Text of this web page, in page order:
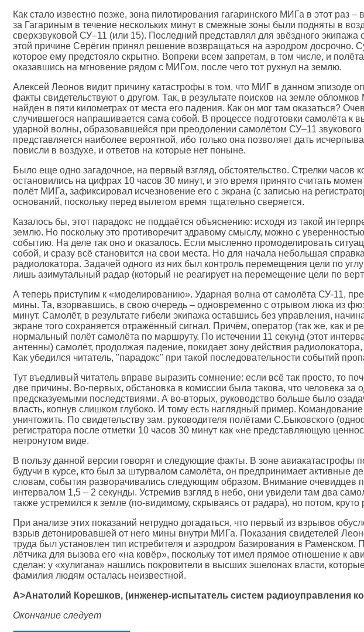
Как стало известно позже, зона пилотирования гагаринского МИГа в этот
за Гагариным в течение нескольких минут в смежные зоны были подняты в
сверхзвуковой СУ–11 (или 15). Последний представлял для звёздного
этой причине Серёгин принял решение возвращаться на аэродром досрочно.
которое ему предстояло скрытно. Вопреки всем запретам, в том числе, и
оказавшись на мгновение рядом с МИГом, после чего тот рухнул на землю.
Алексей Леонов видит причину катастрофы в том, что МИГ в данном эпизоде
факты свидетельствуют о другом. Так, в результате поисков на земле
найден в пяти километрах от места его падения. Как он мог там оказаться?
случившегося напрашивается сама собой. В процессе подготовки самолёта к
ударной волны, образовавшейся при преодолении самолётом СУ–11
представляется наиболее вероятной, ибо только она позволяет дать
повисли в воздухе, и ответов на которые нет поныне.
Было еще одно загадочное, на первый взгляд, обстоятельство. Стрелки
остановились на цифрах 10 часов 30 минут, и это время принято считать
полёт МИГа, зафиксировал исчезновение его с экрана (с записью на
оснований, поскольку перед вылетом время тщательно сверяется.
Казалось бы, этот парадокс не поддаётся объяснению: исходя из такой
землю. Но поскольку это противоречит здравому смыслу, можно с
событию. На деле так оно и оказалось. Если мысленно промоделировать
собой, и сразу всё становится на свои места. Но для начала небольшая
радиолокатора. Задачей одного из них был контроль перемещения цели по
лишь азимутальный радар (который не реагирует на перемещение цели по
А теперь приступим к «моделированию». Ударная волна от самолёта СУ-11,
мины. Та, взорвавшись, в свою очередь – одновременно с отрывом люка из
минут. Самолёт, в результате гибели экипажа оставшись без управления,
экране того сохраняется отражённый сигнал. Причём, оператор (так же, как и
нормальный полёт самолёта по маршруту. По истечении 11 секунд (этот
антенны) самолёт, продолжая падение, покидает зону действия
Как убедился читатель, "парадокс" при такой последовательности событий
Тут въедливый читатель вправе выразить сомнение: если всё так просто, то
две причины. Во-первых, обстановка в комиссии была такова, что человека
предсказуемыми последствиями. А во-вторых, руководство больше было
власть, копнув слишком глубоко. И тому есть наглядный пример.
уничтожить. По свидетельству зам. руководителя полётами С.Быковского
регистратора после отметки 10 часов 30 минут как «не представляющую
нетронутом виде.
В пользу данной версии говорят и следующие факты. В зоне
будучи в курсе, кто был за штурвалом самолёта, он предпринимает активные
словам, события разворачивались следующим образом. Внимание
интервалом 1,5 – 2 секунды. Устремив взгляд в небо, они увидели там два
также устремился к земле (по-видимому, скрываясь от радара), но потом, круто
При анализе этих показаний нетрудно догадаться, что первый из взрывов
взрыв детонировавшей от него мины внутри МИГа. Показания свидетелей
труда был установлен тип истребителя и аэродром базирования в
лётчика для вызова его «на ковёр», поскольку тот имел прямое отношение к
сделан: у «хулигана» нашлись покровители в высших эшелонах власти,
фамилия людям осталась неизвестной.
A>Анатолий Корешков, (инженер-испытатель систем радиоуправления
Окончание следует